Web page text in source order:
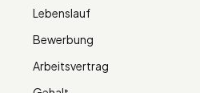
Lebenslauf
Bewerbung
Arbeitsvertrag